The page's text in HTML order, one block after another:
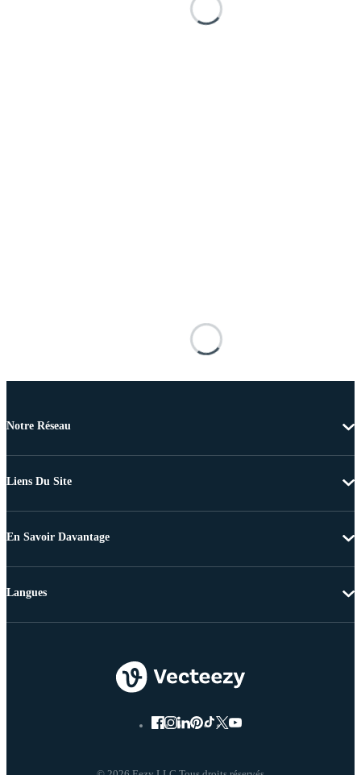
Notre Réseau
Liens Du Site
En Savoir Davantage
Langues